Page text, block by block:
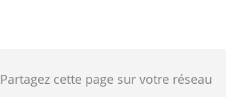
Partagez cette page sur votre réseau